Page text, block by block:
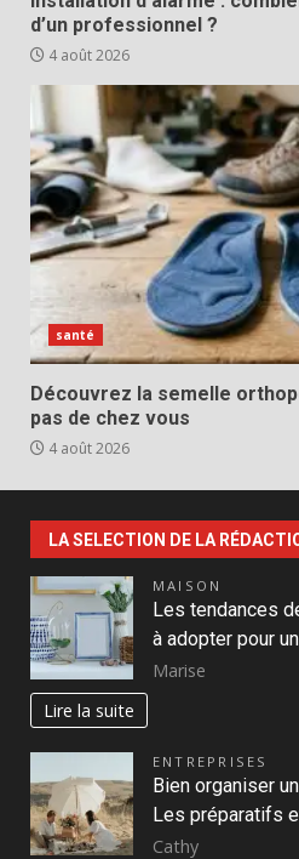
d’un professionnel ?
4 août 2026
santé
Découvrez la semelle
pas de chez vous
4 août 2026
LA SELECTION DE LA
MAISON
Les tendances
à adopter pour
Marise
Lire la suite
ENTREPRISES
Bien organiser
Les préparatifs
Cathy